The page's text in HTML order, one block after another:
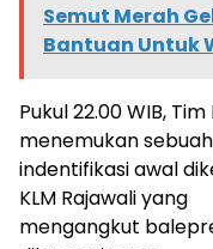
Semut Merah
Bantuan Untuk
Pukul 22.00 WIB,
menemukan
indentifikasi awal
KLM Rajawali yang
mengangkut